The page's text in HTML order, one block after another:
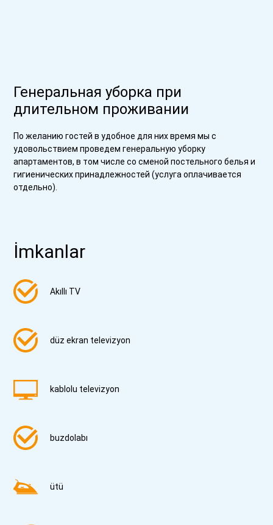
Генеральная уборка при
длительном проживании
По желанию гостей в удобное для них время мы с
удовольствием проведем генеральную уборку
апартаментов, в том числе со сменой постельного белья и
гигиенических принадлежностей (услуга оплачивается
отдельно).
İmkanlar
Akıllı TV
düz ekran televizyon
kablolu televizyon
buzdolabı
ütü